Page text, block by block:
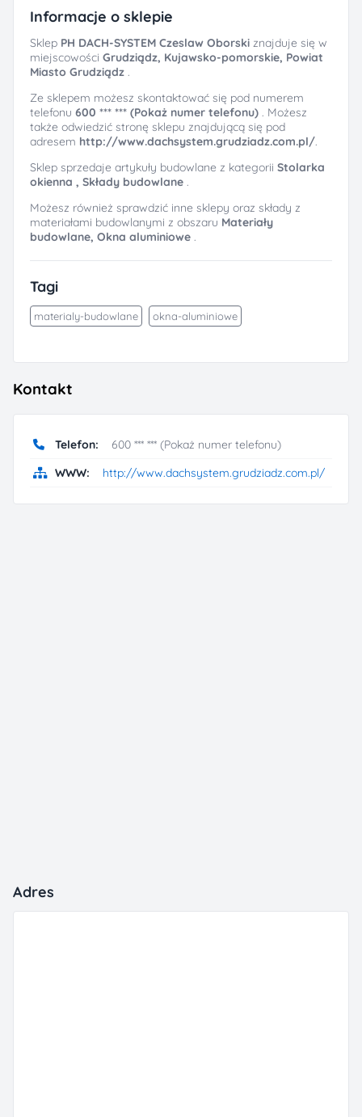
Informacje o sklepie
Sklep PH DACH-SYSTEM Czeslaw Oborski znajduje się w
miejscowości Grudziądz, Kujawsko-pomorskie, Powiat
Miasto Grudziądz .
Ze sklepem możesz skontaktować się pod numerem
telefonu 600 *** *** (Pokaż numer telefonu) . Możesz
także odwiedzić stronę sklepu znajdującą się pod
adresem http://www.dachsystem.grudziadz.com.pl/.
Sklep sprzedaje artykuły budowlane z kategorii Stolarka
okienna , Składy budowlane .
Możesz również sprawdzić inne sklepy oraz składy z
materiałami budowlanymi z obszaru Materiały
budowlane, Okna aluminiowe .
Tagi
materialy-budowlane okna-aluminiowe
Kontakt
Telefon:
600 *** *** (Pokaż numer telefonu)
WWW:
http://www.dachsystem.grudziadz.com.pl/
Adres